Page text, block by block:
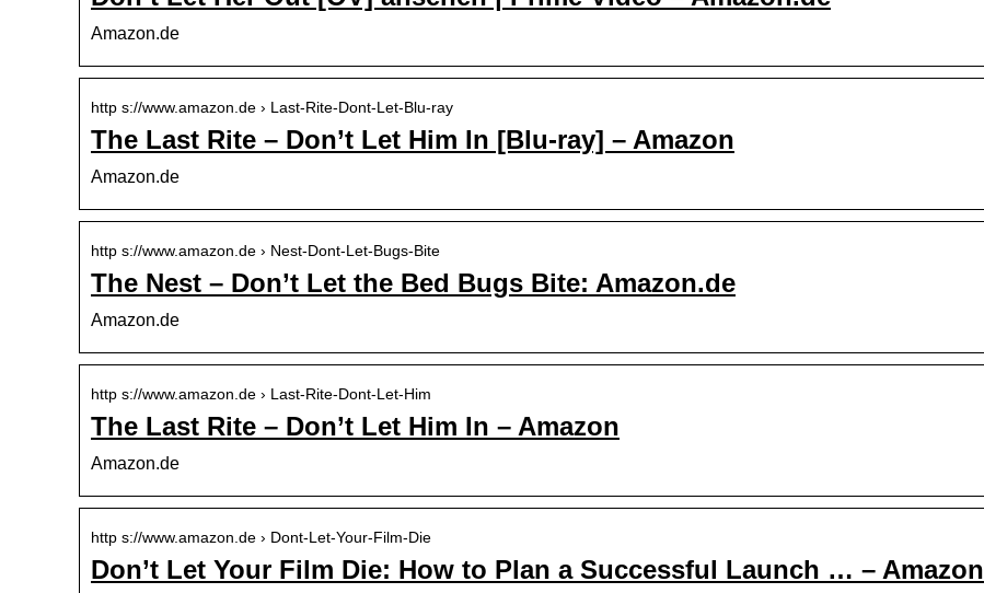
Amazon.de
http s://www.amazon.de › Last-Rite-Dont-Let-Blu-ray
The Last Rite – Don’t Let Him In [Blu-ray] – Amazon
Amazon.de
http s://www.amazon.de › Nest-Dont-Let-Bugs-Bite
The Nest – Don’t Let the Bed Bugs Bite: Amazon.de
Amazon.de
http s://www.amazon.de › Last-Rite-Dont-Let-Him
The Last Rite – Don’t Let Him In – Amazon
Amazon.de
http s://www.amazon.de › Dont-Let-Your-Film-Die
Don’t Let Your Film Die: How to Plan a Successful Launch … – Amazon